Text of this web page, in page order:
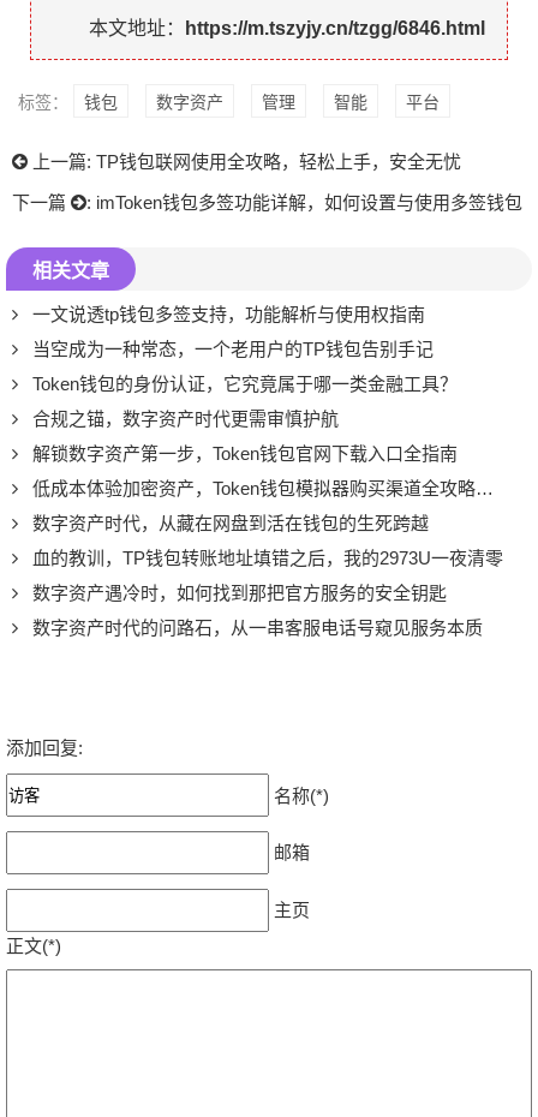
本文地址：
https://m.tszyjy.cn/tzgg/6846.html
标签： 钱包 数字资产 管理 智能 平台
上一篇: TP钱包联网使用全攻略，轻松上手，安全无忧
下一篇
: imToken钱包多签功能详解，如何设置与使用多签钱包
相关文章
一文说透tp钱包多签支持，功能解析与使用权指南
当空成为一种常态，一个老用户的TP钱包告别手记
Token钱包的身份认证，它究竟属于哪一类金融工具？
合规之锚，数字资产时代更需审慎护航
解锁数字资产第一步，Token钱包官网下载入口全指南
低成本体验加密资产，Token钱包模拟器购买渠道全攻略，这几个冷门路径更划算
数字资产时代，从藏在网盘到活在钱包的生死跨越
血的教训，TP钱包转账地址填错之后，我的2973U一夜清零
数字资产遇冷时，如何找到那把官方服务的安全钥匙
数字资产时代的问路石，从一串客服电话号窥见服务本质
添加回复:
名称(*)
邮箱
主页
正文(*)